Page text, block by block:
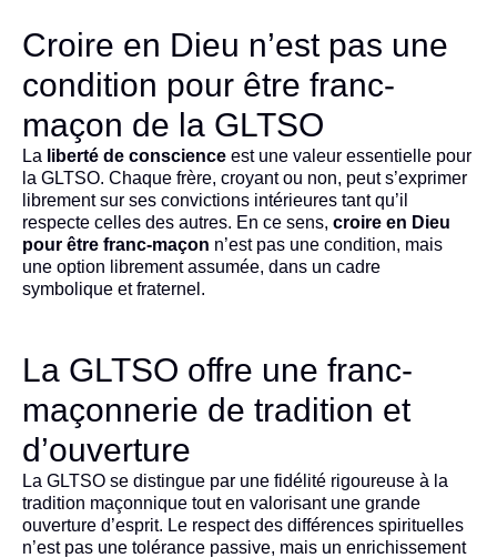
Croire en Dieu n’est pas une
condition pour être franc-
maçon de la GLTSO
La liberté de conscience est une valeur essentielle pour
la GLTSO. Chaque frère, croyant ou non, peut s’exprimer
librement sur ses convictions intérieures tant qu’il
respecte celles des autres. En ce sens, croire en Dieu
pour être franc-maçon n’est pas une condition, mais
une option librement assumée, dans un cadre
symbolique et fraternel.
La GLTSO offre une franc-
maçonnerie de tradition et
d’ouverture
La GLTSO se distingue par une fidélité rigoureuse à la
tradition maçonnique tout en valorisant une grande
ouverture d’esprit. Le respect des différences spirituelles
n’est pas une tolérance passive, mais un enrichissement